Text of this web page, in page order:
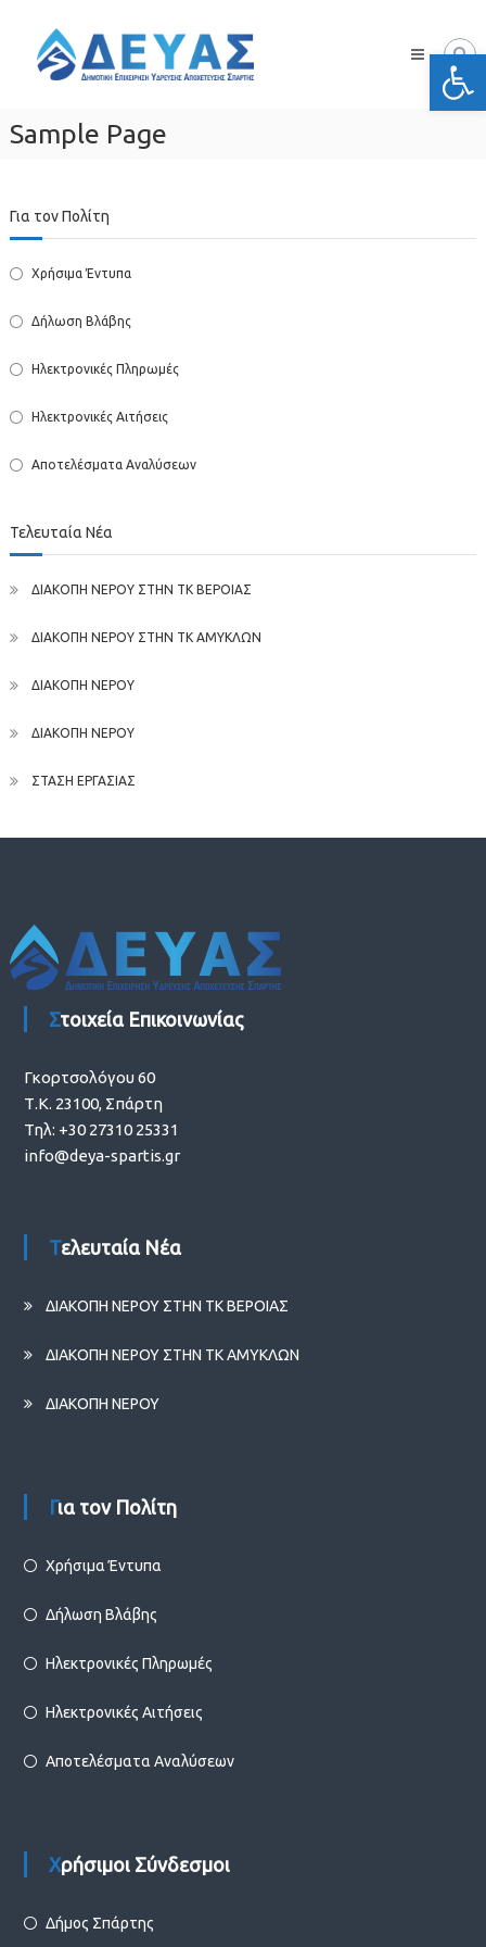
content
Δ.Ε.Υ.Α.
Σπάρτης
Δημοτική
Αποχέτευσης
Σπάρτης
Sample Page
Για τον Πολίτη
Χρήσιμα Έντυπα
Δήλωση Βλάβης
Ηλεκτρονικές Πληρωμές
Ηλεκτρονικές Αιτήσεις
Αποτελέσματα Αναλύσεων
Τελευταία Νέα
ΔΙΑΚΟΠΗ ΝΕΡΟΥ ΣΤΗΝ ΤΚ ΒΕΡΟΙΑΣ
ΔΙΑΚΟΠΗ ΝΕΡΟΥ ΣΤΗΝ ΤΚ ΑΜΥΚΛΩΝ
ΔΙΑΚΟΠΗ ΝΕΡΟΥ
ΔΙΑΚΟΠΗ ΝΕΡΟΥ
ΣΤΑΣΗ ΕΡΓΑΣΙΑΣ
Στοιχεία Επικοινωνίας
Γκορτσολόγου 60
Τ.Κ. 23100, Σπάρτη
Τηλ: +30 27310 25331
info@deya-spartis.gr
Τελευταία Νέα
ΔΙΑΚΟΠΗ ΝΕΡΟΥ ΣΤΗΝ ΤΚ ΒΕΡΟΙΑΣ
ΔΙΑΚΟΠΗ ΝΕΡΟΥ ΣΤΗΝ ΤΚ ΑΜΥΚΛΩΝ
ΔΙΑΚΟΠΗ ΝΕΡΟΥ
Για τον Πολίτη
Χρήσιμα Έντυπα
Δήλωση Βλάβης
Ηλεκτρονικές Πληρωμές
Ηλεκτρονικές Αιτήσεις
Αποτελέσματα Αναλύσεων
Χρήσιμοι Σύνδεσμοι
Δήμος Σπάρτης